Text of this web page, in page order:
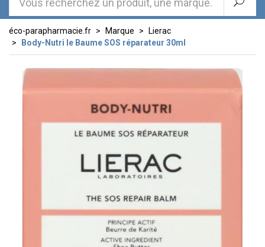
éco-parapharmacie.fr Marque
Lierac
Body-Nutri le Baume SOS réparateur 30ml